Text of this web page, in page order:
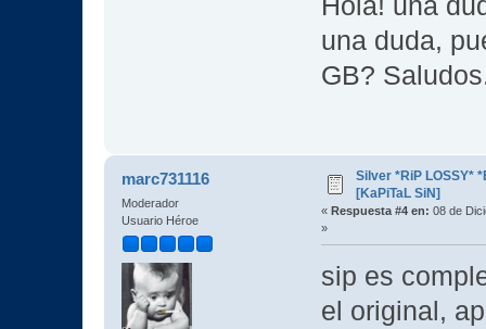
Hola! una
una duda,
GB?
marc731116
Moderador
Usuario Héroe
Silver *RiP LOSSY*
[KaPiTaL SiN]
« Respuesta #4 en: 08 de
»
sip es
el original,